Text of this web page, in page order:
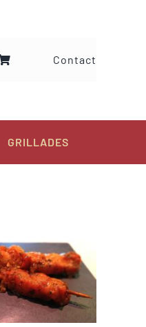
Contact
GRILLADES